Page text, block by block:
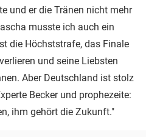
und er die Tränen nicht mehr
musste ich auch ein
die Höchststrafe, das Finale
und seine Liebsten
Aber Deutschland ist stolz
Becker und prophezeite:
ihm gehört die Zukunft."